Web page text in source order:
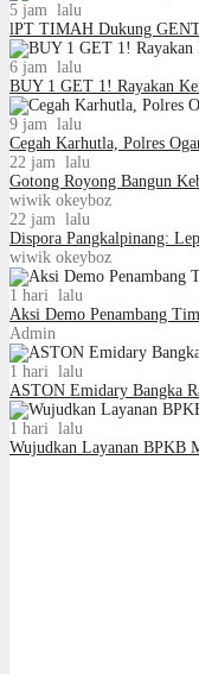
5 jam lalu
lPT TIMAH Dukung
6 jam lalu
BUY 1 GET 1! Rayakan
9 jam lalu
Cegah Karhutla, Polres
22 jam lalu
Gotong Royong Bangun
wiwik okeyboz
22 jam lalu
Dispora Pangkalpinang:
wiwik okeyboz
1 hari lalu
Aksi Demo Penambang
Admin
1 hari lalu
ASTON Emidary Bangka
1 hari lalu
Wujudkan Layanan BPKB